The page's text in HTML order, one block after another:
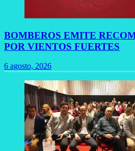
BOMBEROS EMITE
POR VIENTOS FUERTES
6 agosto, 2026